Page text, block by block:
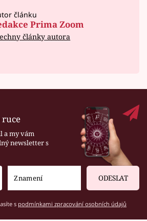
článku
Prima Zoom
články autora
ruce
a my vám
newsletter s
ODESLAT
s podmínkami zpracování osobních údajů